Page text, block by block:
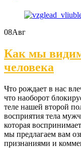
08Авг
Как мы
человека
Что рождает в нас
что наоборот
теле нашей второй
восприятия тела
которая
мы предлагаем вам
признаниями и